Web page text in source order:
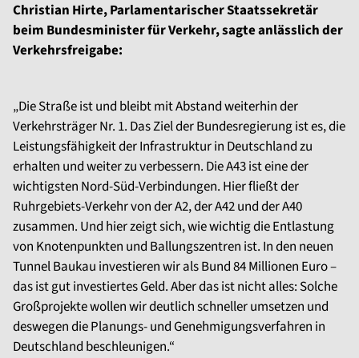
Christian Hirte, Parlamentarischer Staatssekretär
beim Bundesminister für Verkehr, sagte anlässlich der
Verkehrsfreigabe:
„Die Straße ist und bleibt mit Abstand weiterhin der
Verkehrsträger Nr. 1. Das Ziel der Bundesregierung ist es, die
Leistungsfähigkeit der Infrastruktur in Deutschland zu
erhalten und weiter zu verbessern. Die A43 ist eine der
wichtigsten Nord-Süd-Verbindungen. Hier fließt der
Ruhrgebiets-Verkehr von der A2, der A42 und der A40
zusammen. Und hier zeigt sich, wie wichtig die Entlastung
von Knotenpunkten und Ballungszentren ist. In den neuen
Tunnel Baukau investieren wir als Bund 84 Millionen Euro –
das ist gut investiertes Geld. Aber das ist nicht alles: Solche
Großprojekte wollen wir deutlich schneller umsetzen und
deswegen die Planungs- und Genehmigungsverfahren in
Deutschland beschleunigen.“